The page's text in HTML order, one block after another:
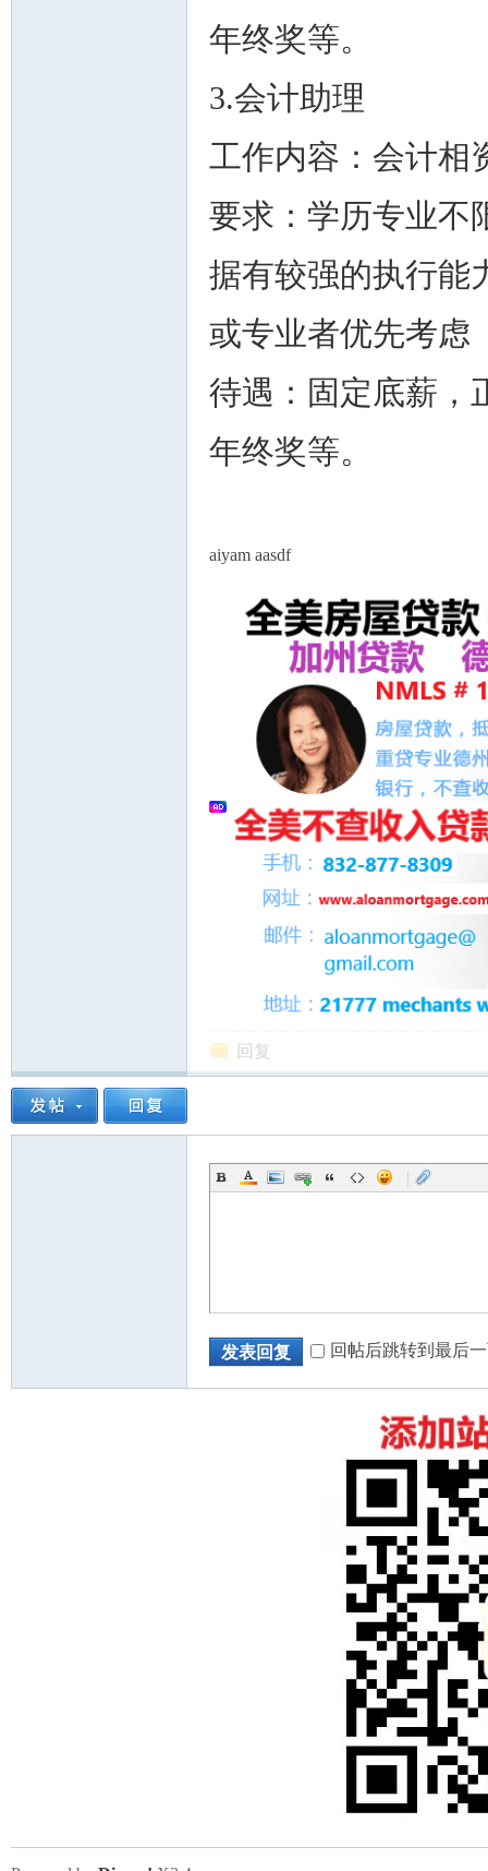
年终奖等。
3.会计助理
工作内容：会计相
要求：学历专业不
据有较强的执行能
或专业者优先考虑
待遇：固定底薪，
年终奖等。
aiyam aasdf
回复
|
发表回复 回帖后跳转到最后